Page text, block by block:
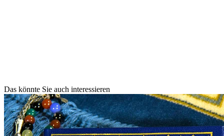
Das könnte Sie auch interessieren